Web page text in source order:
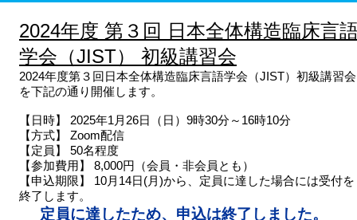
2024年度 第３回 日本全体構造臨床言
学会（JIST） 初級講習会
2024年度第３回日本全体構造臨床言語学会（JIST）初級講習会
を下記の通り開催します。
【日時】 2025年1月26日（日）9時30分～16時10分
【方式】 Zoom配信
【定員】 50名程度
【参加費用】 8,000円（会員・非会員とも）
【申込期限】 10月14日(月)から、定員に達した場合には受付を
終了します。
定員に達したため、申込は終了しました。